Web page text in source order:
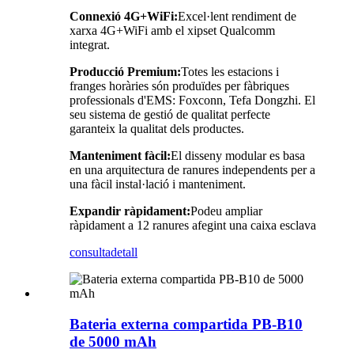
Connexió 4G+WiFi:Excel·lent rendiment de
xarxa 4G+WiFi amb el xipset Qualcomm
integrat.
Producció Premium:Totes les estacions i
franges horàries són produïdes per fàbriques
professionals d'EMS: Foxconn, Tefa Dongzhi. El
seu sistema de gestió de qualitat perfecte
garanteix la qualitat dels productes.
Manteniment fàcil:El disseny modular es basa
en una arquitectura de ranures independents per a
una fàcil instal·lació i manteniment.
Expandir ràpidament:Podeu ampliar
ràpidament a 12 ranures afegint una caixa esclava
consultadetall
Bateria externa compartida PB-B10
de 5000 mAh